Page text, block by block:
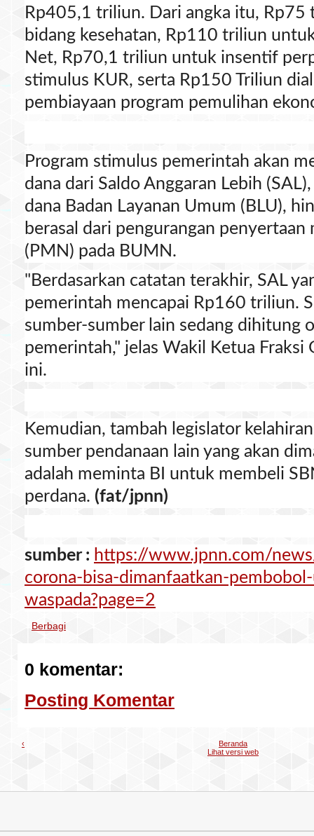
Rp405,1 triliun. Dari angka itu,
bidang kesehatan, Rp110 triliun
Net, Rp70,1 triliun untuk insentif
stimulus KUR, serta Rp150 Triliun
pembiayaan program pemulihan
Program stimulus pemerintah akan
dana dari Saldo Anggaran Lebih
dana Badan Layanan Umum (BLU),
berasal dari pengurangan penyertaan
(PMN) pada BUMN.
"Berdasarkan catatan terakhir, SAL
pemerintah mencapai Rp160 triliun.
sumber-sumber lain sedang dihitung
pemerintah," jelas Wakil Ketua Fraksi
ini.
Kemudian, tambah legislator
sumber pendanaan lain yang akan
adalah meminta BI untuk membeli
perdana. (fat/jpnn)
sumber : https://www.jpnn.com/
corona-bisa-dimanfaatkan-
waspada?page=2
Berbagi
0 komentar:
Posting Komentar
‹
Beranda
Lihat versi web